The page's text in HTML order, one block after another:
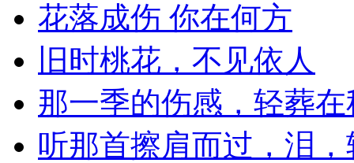
花落成伤 你在何方
旧时桃花，不见依人
那一季的伤感，轻葬
听那首擦肩而过，泪